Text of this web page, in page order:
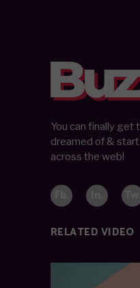
You can finally get
dreamed of &
across the web!
RELATED VIDEO